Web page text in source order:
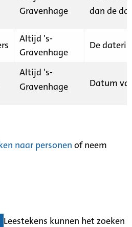
Gravenhage
dan de
Altijd 's-
Gravenhage
De
Altijd 's-
Gravenhage
Datum
naar personen of neem
Leestekens kunnen het zoeken